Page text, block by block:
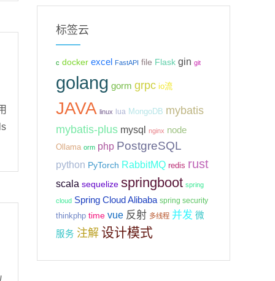
标签云
c docker excel FastAPI file Flask gin git
golang gorm grpc io流
JAVA linux lua MongoDB mybatis
mybatis-plus mysql nginx node
Ollama orm php PostgreSQL
python PyTorch RabbitMQ redis rust
scala sequelize springboot spring
cloud Spring Cloud Alibaba spring security
thinkphp time vue 反射 多线程 并发 微
服务 注解 设计模式